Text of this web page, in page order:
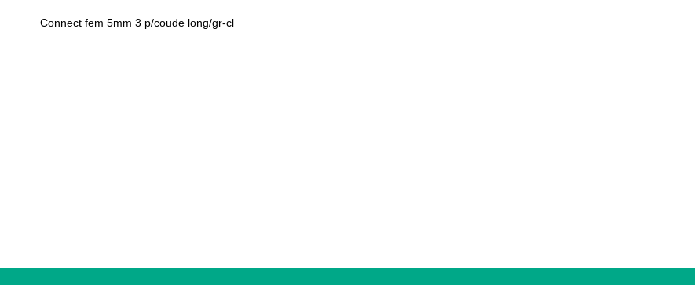
Connect fem 5mm 3 p/coude long/gr-cl